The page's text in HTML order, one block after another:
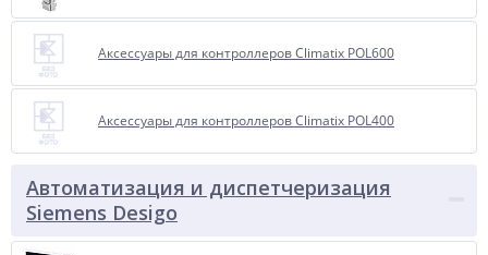
Аксессуары для контроллеров Climatix POL600
Аксессуары для контроллеров Climatix POL400
Автоматизация и диспетчеризация
Siemens Desigo